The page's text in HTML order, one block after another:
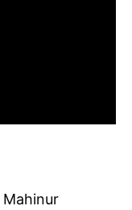
Mahinur